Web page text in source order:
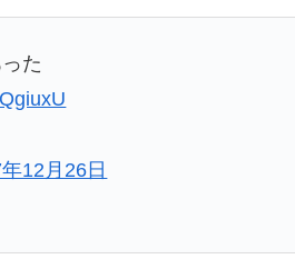
た
12月26日